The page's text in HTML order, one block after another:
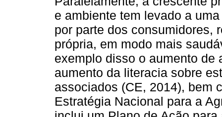
e ambiente tem levado a
por parte dos consumidores,
própria, em modo mais
exemplo disso o aumento de
aumento da literacia sobre
associados (CE, 2014), bem
Estratégia Nacional para a